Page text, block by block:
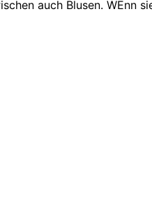
auch Blusen. WEnn